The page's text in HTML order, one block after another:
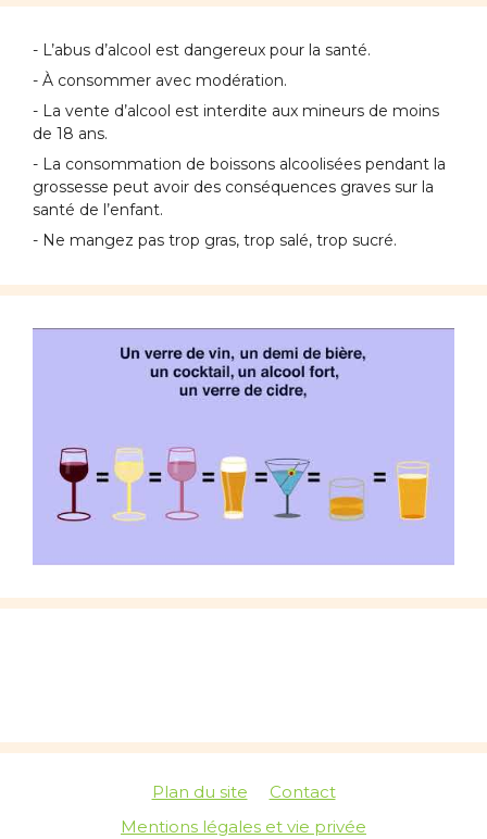
- L’abus d’alcool est dangereux pour la santé.
- À consommer avec modération.
- La vente d’alcool est interdite aux mineurs de moins
de 18 ans.
- La consommation de boissons alcoolisées pendant la
grossesse peut avoir des conséquences graves sur la
santé de l’enfant.
- Ne mangez pas trop gras, trop salé, trop sucré.
Plan du site
Contact
Mentions légales et vie privée